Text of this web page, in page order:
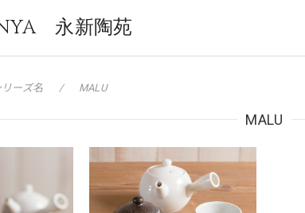
永新陶苑
ーズ名 MALU
MALU